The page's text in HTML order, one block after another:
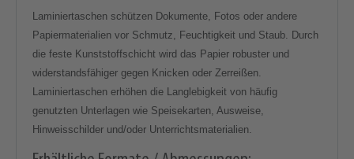
Laminiertaschen schützen Dokumente, Fotos oder andere
Papiermaterialien vor Schmutz, Feuchtigkeit und Staub. Durch
die feste Kunststoffschicht wird das Papier robuster und
widerstandsfähiger gegen Knicken oder Zerreißen.
Laminiertaschen erhöhen die Langlebigkeit von häufig
genutzten Unterlagen wie Speisekarten, Ausweise,
Hinweisschilder und/oder Unterrichtsmaterialien.